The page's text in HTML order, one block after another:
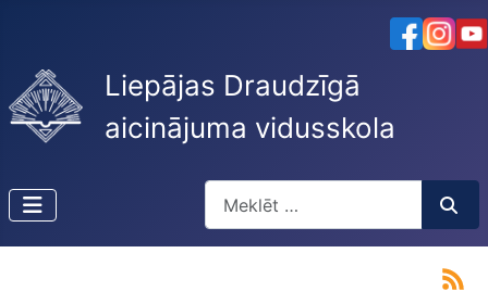
Liepājas Draudzīgā
aicinājuma vidusskola
Type 2 or more characters for